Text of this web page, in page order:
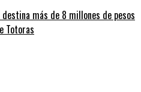
destina más de 8 millones de pesos
Totoras